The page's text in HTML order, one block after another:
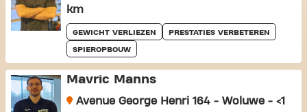
km
GEWICHT VERLIEZEN PRESTATIES VERBETEREN
SPIEROPBOUW
Mavric Manns
Avenue George Henri 164 - Woluwe - <1